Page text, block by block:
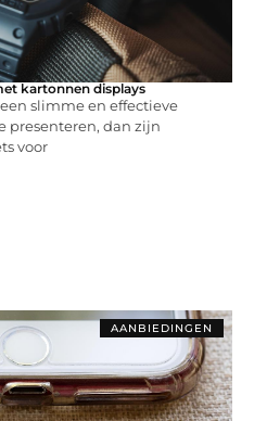
kartonnen displays
slimme en effectieve
presenteren, dan zijn
voor
AANBIEDINGEN